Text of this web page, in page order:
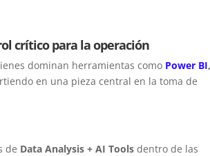
crítico para la operación
dominan herramientas como Power BI,
en una pieza central en la toma de
de Data Analysis + AI Tools dentro de las